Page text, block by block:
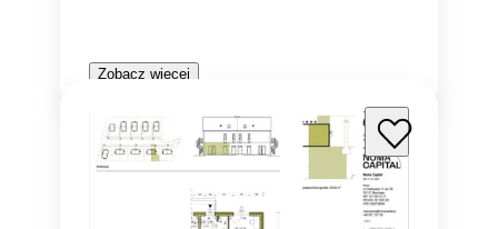
Zobacz więcej